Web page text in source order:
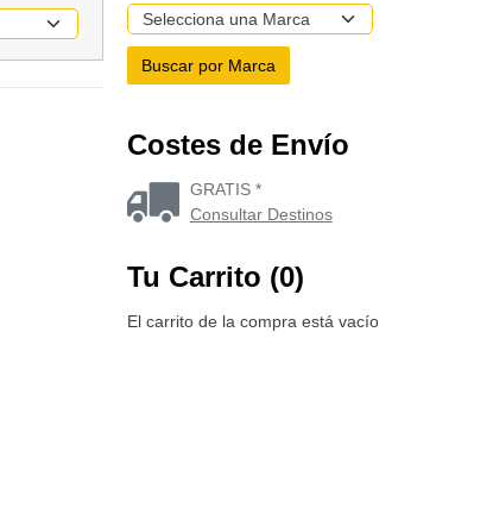
Costes de Envío
GRATIS *
Consultar Destinos
Tu Carrito (0)
El carrito de la compra está vacío